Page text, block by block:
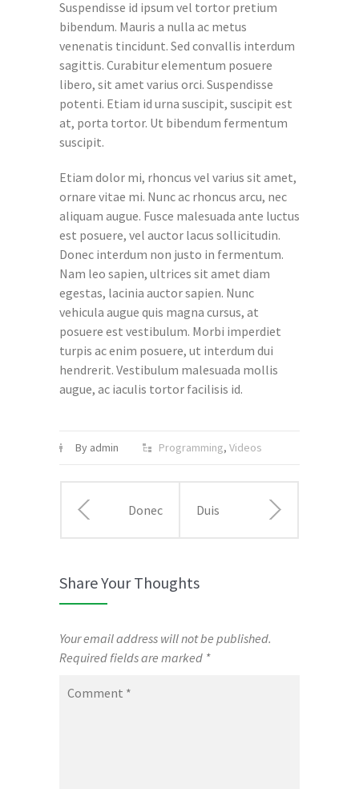
Suspendisse id ipsum vel tortor pretium
bibendum. Mauris a nulla ac metus
venenatis tincidunt. Sed convallis interdum
sagittis. Curabitur elementum posuere
libero, sit amet varius orci. Suspendisse
potenti. Etiam id urna suscipit, suscipit est
at, porta tortor. Ut bibendum fermentum
suscipit.
Etiam dolor mi, rhoncus vel varius sit amet,
ornare vitae mi. Nunc ac rhoncus arcu, nec
aliquam augue. Fusce malesuada ante luctus
est posuere, vel auctor lacus sollicitudin.
Donec interdum non justo in fermentum.
Nam leo sapien, ultrices sit amet diam
egestas, lacinia auctor sapien. Nunc
vehicula augue quis magna cursus, at
posuere est vestibulum. Morbi imperdiet
turpis ac enim posuere, ut interdum dui
hendrerit. Vestibulum malesuada mollis
augue, ac iaculis tortor facilisis id.
By admin Programming, Videos
Donec
diam nisl
rutrum
Duis
diam
quis
Share Your Thoughts
Your email address will not be published.
Required fields are marked *
Comment *